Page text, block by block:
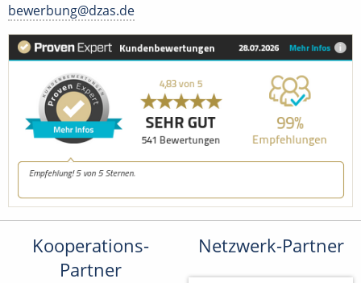
bewerbung@dzas.de
Kooperations-
Partner
Netzwerk-Partner